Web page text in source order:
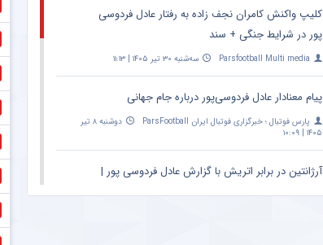
کلیپ واکنش کامران نجف زاده به رفتار عادل فردوسی
پور در شرایط جنگی + سند
Parsfootball Multi media سه‌شنبه ۳۰ تیر ۱۴۰۵ | ۱۱:۱۳
پیام معنادار عادل فردوسی‌پور درباره جام جهانی
پارس فوتبال ؛ خبرگزاری فوتبال ایران ParsFootball
دوشنبه ۸ تیر
۱۴۰۵ | ۱۰:۰۹
آرژانتین در برابر اتریش با گزارش عادل فردوسی پور |
امشب ساعت ۲۰:۳۰ – پخش زنده در اپارات اسپرت